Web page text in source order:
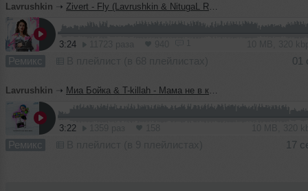
Lavrushkin ➝ Zivert - Fly (Lavrushkin & NitugaL Radio mix)
3:24
Ремикс 01
Lavrushkin ➝ Миа Бойка & T-killah - Мама не в курсе (Lavrushkin & Max Roven Radio mix)
3:22
Ремикс 17